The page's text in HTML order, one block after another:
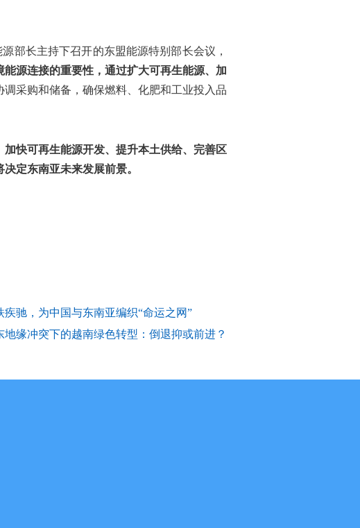
部长主持下召开的东盟能源特别部长会议，
能源连接的重要性，通过扩大可再生能源、加
调采购和储备，确保燃料、化肥和工业投入品
快可再生能源开发、提升本土供给、完善区
定东南亚未来发展前景。
疾驰，为中国与东南亚编织“命运之网”
地缘冲突下的越南绿色转型：倒退抑或前进？